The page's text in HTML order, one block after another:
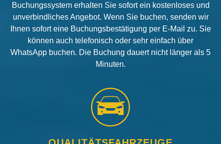
Buchungssystem erhalten Sie sofort ein kostenloses und
unverbindliches Angebot. Wenn Sie buchen, senden wir
Ihnen sofort eine Buchungsbestätigung per E-Mail zu. Sie
können auch telefonisch oder sehr einfach über
WhatsApp buchen. Die Buchung dauert nicht länger als 5
Minuten.